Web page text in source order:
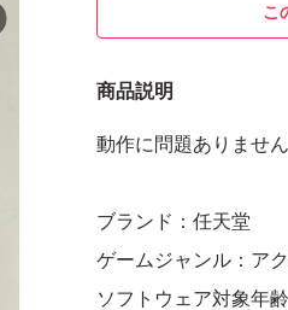
こ
商品説明
動作に問題ありません
ブランド：任天堂
ゲームジャンル：ア
ソフトウェア対象年